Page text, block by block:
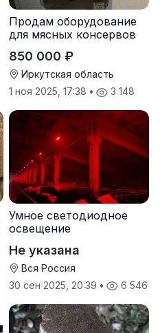
Продам оборудование
для мясных консервов
850 000 ₽
Иркутская область
1 ноя 2025, 17:38 • 3 148
Умное светодиодное
освещение
Не указана
Вся Россия
30 сен 2025, 20:39 • 6 546